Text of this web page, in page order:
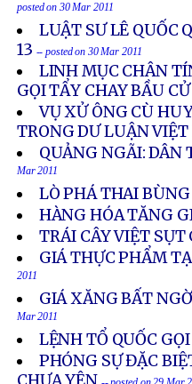
posted on 30 Mar 2011
LUẬT SƯ LÊ QUỐC
13 -- posted on 30 Mar 2011
LINH MỤC CHÂN
GỌI TẨY CHAY BẦU
VỤ XỬ ÔNG CÙ
TRONG DƯ LUẬN
QUẢNG NGÃI: DÂN
Mar 2011
LÒ PHÁ THAI
HÀNG HÓA TĂNG
TRÁI CÂY VIỆT
GIÁ THỰC PHẨM
2011
GIÁ XĂNG BẤT
Mar 2011
LỆNH TỔ QUỐC
PHÓNG SỰ ĐẶC